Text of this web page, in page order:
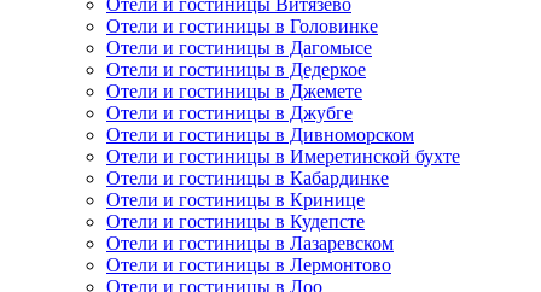
Отели и гостиницы в Головинке
Отели и гостиницы в Дагомысе
Отели и гостиницы в Дедеркое
Отели и гостиницы в Джемете
Отели и гостиницы в Джубге
Отели и гостиницы в Дивноморском
Отели и гостиницы в Имеретинской бухте
Отели и гостиницы в Кабардинке
Отели и гостиницы в Кринице
Отели и гостиницы в Кудепсте
Отели и гостиницы в Лазаревском
Отели и гостиницы в Лермонтово
Отели и гостиницы в Лоо